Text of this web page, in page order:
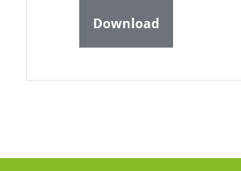
Download